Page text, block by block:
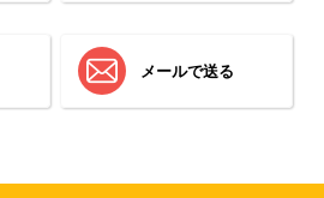
メールで送る